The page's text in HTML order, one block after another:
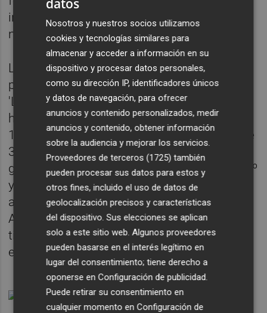
incluso podemos encontrar detalles de
nubes y pájaros en los distintos carteles".
La noria 'De Murcia al Cielo' es el elemento
principal y característico de esta edición de
'La Feria que vuelve', que es el lema que se
ha elegido. La atracción, con capacidad para
144 personas, cuenta con una dimensión de
30 metros de diámetro, 24
góndolas transparentes para una visión 360º
y aire acondicionado; es una noria adaptada
a personas con problemas de movilidad.
Asimismo, es eléctrica y no emite ningún
tipo de ruido. El precio del billete será de
euros.
Nosotros y nuestros socios utilizamos
cookies y tecnologías similares para
almacenar y acceder a información en su
dispositivo y procesar datos personales,
como su dirección IP, identificadores únicos
y datos de navegación, para ofrecer
anuncios y contenido personalizados, medir
anuncios y contenido, obtener información
sobre la audiencia y mejorar los servicios.
Proveedores de terceros (1725) también
pueden procesar sus datos para estos y
otros fines, incluido el uso de datos de
geolocalización precisos y características
del dispositivo. Sus elecciones se aplican
solo a este sitio web. Algunos proveedores
pueden basarse en el interés legítimo en
lugar del consentimiento; tiene derecho a
oponerse enConfiguración de publicidad
Puede retirar su consentimiento en
cualquier momento enConfiguración de